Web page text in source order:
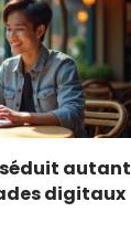
séduit autant
digitaux